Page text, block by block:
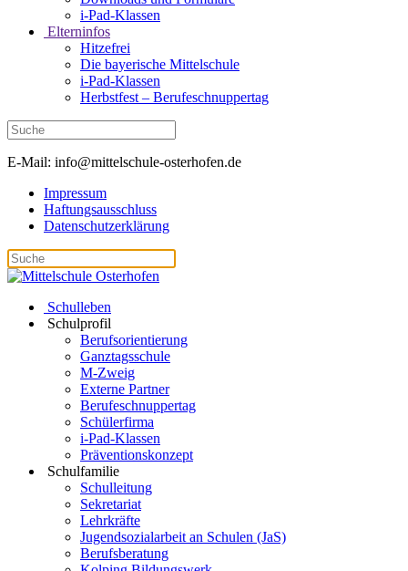
i-Pad-Klassen
Elterninfos
Hitzefrei
Die bayerische Mittelschule
i-Pad-Klassen
Herbstfest – Berufeschnuppertag
E-Mail: info@mittelschule-osterhofen.de
Impressum
Haftungsausschluss
Datenschutzerklärung
Schulleben
Schulprofil
Berufsorientierung
Ganztagsschule
M-Zweig
Externe Partner
Berufeschnuppertag
Schülerfirma
i-Pad-Klassen
Präventionskonzept
Schulfamilie
Schulleitung
Sekretariat
Lehrkräfte
Jugendsozialarbeit an Schulen (JaS)
Berufsberatung